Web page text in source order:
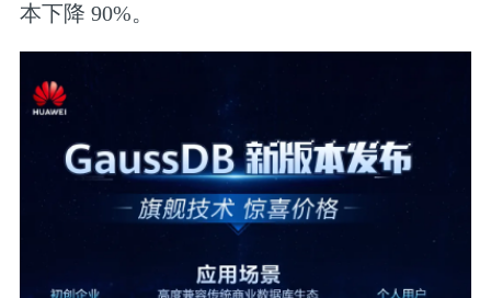
本下降 90%。